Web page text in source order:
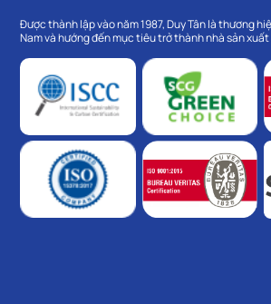
Được thành lập vào năm 1987, Duy Tân là thương
Nam và hướng đến mục tiêu trở thành nhà sản xuất